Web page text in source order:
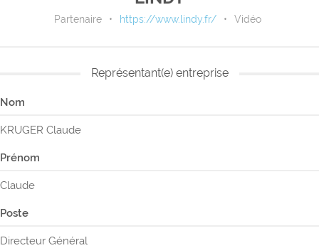
Partenaire • https://www.lindy.fr/ • Vidéo
Représentant(e) entreprise
Nom
KRUGER Claude
Prénom
Claude
Poste
Directeur Général